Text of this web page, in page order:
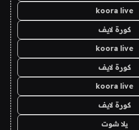
koora live
كورة لايف
koora live
كورة لايف
koora live
كورة لايف
يلا شوت